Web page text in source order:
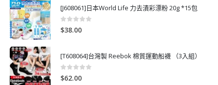
[J608061]日本World Life 力去漬彩漂粉 20g *15包
0out of 5
$38.00
[T608064]台灣製 Reebok 棉質運動船襪 （3入組）
0 out of 5
$62.00